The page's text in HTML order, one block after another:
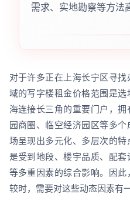
需求、实地勘察等方法
对于许多正在上海长宁区寻
域的写字楼租金价格范围是
海连接长三角的重要门户，
园商圈、临空经济园区等多
场呈现出多元化、多层次的
是受到地段、楼宇品质、配
等多重因素的综合影响。因
较时，需要对这些动态因素有